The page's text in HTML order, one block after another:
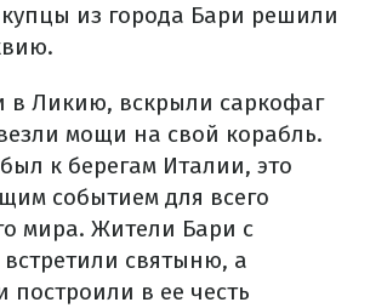
из города Бари решили
Ликию, вскрыли саркофаг
мощи на свой корабль.
к берегам Италии, это
событием для всего
мира. Жители Бари с
святыню, а
построили в ее честь